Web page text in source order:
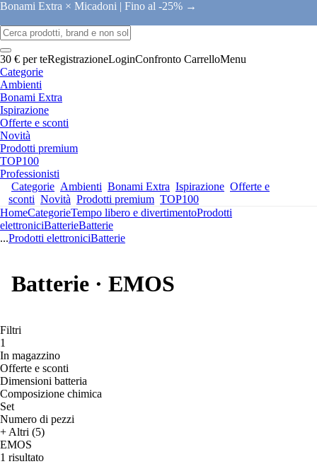
Bonami Extra × Micadoni | Fino al -25% →
30 € per teRegistrazioneLoginConfronto CarrelloMenu
Categorie
Ambienti
Bonami Extra
Ispirazione
Offerte e sconti
Novità
Prodotti premium
TOP100
Professionisti
Categorie Ambienti Bonami Extra Ispirazione Offerte e
sconti Novità Prodotti premium TOP100
HomeCategorieTempo libero e divertimentoProdotti
elettroniciBatterieBatterie
...Prodotti elettroniciBatterie
Batterie · EMOS
Filtri
1
In magazzino
Offerte e sconti
Dimensioni batteria
Composizione chimica
Set
Numero di pezzi
+ Altri (5)
EMOS
1 risultato